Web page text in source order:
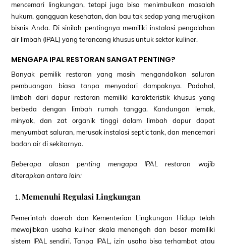
mencemari lingkungan, tetapi juga bisa menimbulkan masalah
hukum, gangguan kesehatan, dan bau tak sedap yang merugikan
bisnis Anda. Di sinilah pentingnya memiliki instalasi pengolahan
air limbah (IPAL) yang terancang khusus untuk sektor kuliner.
MENGAPA IPAL RESTORAN SANGAT PENTING?
Banyak pemilik restoran yang masih mengandalkan saluran
pembuangan biasa tanpa menyadari dampaknya. Padahal,
limbah dari dapur restoran memiliki karakteristik khusus yang
berbeda dengan limbah rumah tangga. Kandungan lemak,
minyak, dan zat organik tinggi dalam limbah dapur dapat
menyumbat saluran, merusak instalasi septic tank, dan mencemari
badan air di sekitarnya.
Beberapa alasan penting mengapa IPAL restoran wajib
diterapkan antara lain:
Memenuhi Regulasi Lingkungan
Pemerintah daerah dan Kementerian Lingkungan Hidup telah
mewajibkan usaha kuliner skala menengah dan besar memiliki
sistem IPAL sendiri. Tanpa IPAL, izin usaha bisa terhambat atau